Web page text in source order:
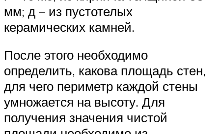
мм; д – из пустотелых
керамических камней.
После этого необходимо
определить, какова площадь стен,
для чего периметр каждой стены
умножается на высоту. Для
получения значения чистой